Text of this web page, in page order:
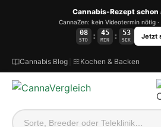
Cannabis-Rezept schon
CannaZen: kein Videotermin nötig
08
STD : 45
MIN : 52
SEK Jetzt
Cannabis Blog Kochen & Backen